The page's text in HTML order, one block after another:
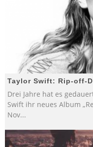
Taylor Swift: Rip-off-
Drei Jahre hat es
Swift ihr neues Album
Nov...